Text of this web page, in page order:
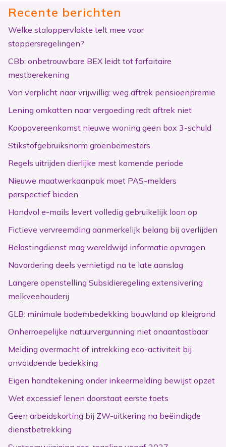
Recente berichten
Welke staloppervlakte telt mee voor
stoppersregelingen?
CBb: onbetrouwbare BEX leidt tot forfaitaire
mestberekening
Van verplicht naar vrijwillig: weg aftrek pensioenpremie
Lening omkatten naar vergoeding redt aftrek niet
Koopovereenkomst nieuwe woning geen box 3-schuld
Stikstofgebruiksnorm groenbemesters
Regels uitrijden dierlijke mest komende periode
Nieuwe maatwerkaanpak moet PAS-melders
perspectief bieden
Handvol e-mails levert volledig gebruikelijk loon op
Fictieve vervreemding aanmerkelijk belang bij overlijden
Belastingdienst mag wereldwijd informatie opvragen
Navordering deels vernietigd na te late aanslag
Langere openstelling Subsidieregeling extensivering
melkveehouderij
GLB: minimale bodembedekking bouwland op kleigrond
Onherroepelijke natuurvergunning niet onaantastbaar
Melding overmacht of intrekking eco-activiteit bij
onvoldoende bedekking
Eigen handtekening onder inkeermelding bewijst opzet
Wet excessief lenen doorstaat eerste toets
Geen arbeidskorting bij ZW-uitkering na beëindigde
dienstbetrekking